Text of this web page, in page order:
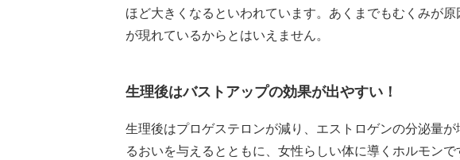
ほど大きくなるといわれています。あくまでもむくみが
が現れているからとはいえません。
生理後はバストアップの効果が出やすい！
生理後はプロゲステロンが減り、エストロゲンの分泌量
るおいを与えるとともに、女性らしい体に導くホルモン